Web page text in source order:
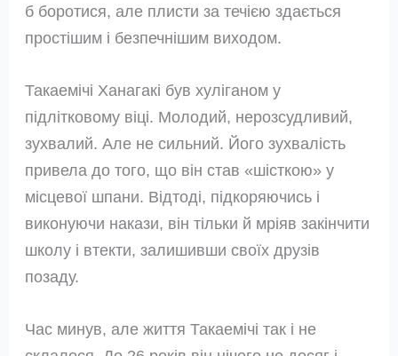
б боротися, але плисти за течією здається
простішим і безпечнішим виходом.
Такаемічі Ханагакі був хуліганом у
підлітковому віці. Молодий, нерозсудливий,
зухвалий. Але не сильний. Його зухвалість
привела до того, що він став «шісткою» у
місцевої шпани. Відтоді, підкоряючись і
виконуючи накази, він тільки й мріяв закінчити
школу і втекти, залишивши своїх друзів
позаду.
Час минув, але життя Такаемічі так і не